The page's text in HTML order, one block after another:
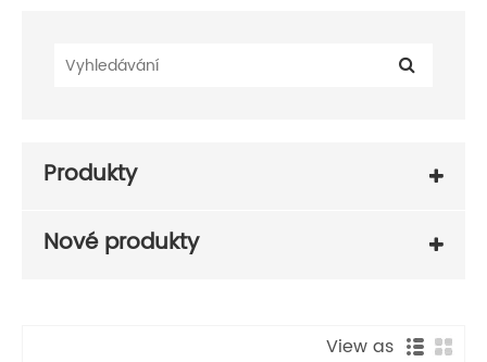
Produkty
Nové produkty
View as